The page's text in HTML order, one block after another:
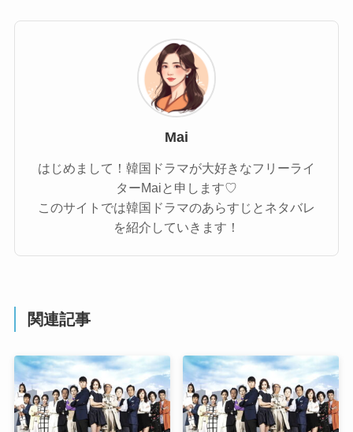
Mai
はじめまして！韓国ドラマが大好きなフリーライ
ターMaiと申します♡
このサイトでは韓国ドラマのあらすじとネタバレ
を紹介していきます！
関連記事